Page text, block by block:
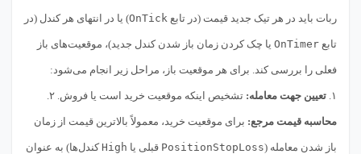
ربات باید در هر تیک جدید قیمت (در تابع OnTick) یا در انتهای هر کندل (در
تابع OnTimer یا چک کردن زمان باز شدن کندل جدید)، موقعیت‌های باز
فعلی را بررسی کند. برای هر موقعیت باز، مراحل زیر انجام می‌شود:
۱. تعیین جهت معامله: تشخیص اینکه موقعیت خرید است یا فروش. ۲.
محاسبه قیمت مرجع: برای موقعیت خرید، معمولاً بالاترین قیمت از زمان
باز شدن معامله (PositionStopLoss قبلی یا High کندل‌ها) به عنوان